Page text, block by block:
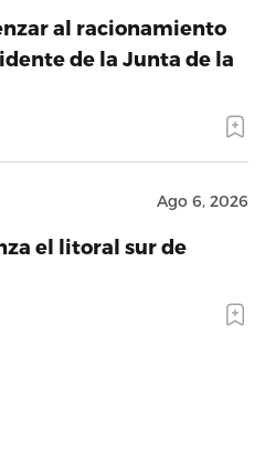
al racionamiento
de la Junta de la
Ago 6, 2026
el litoral sur de